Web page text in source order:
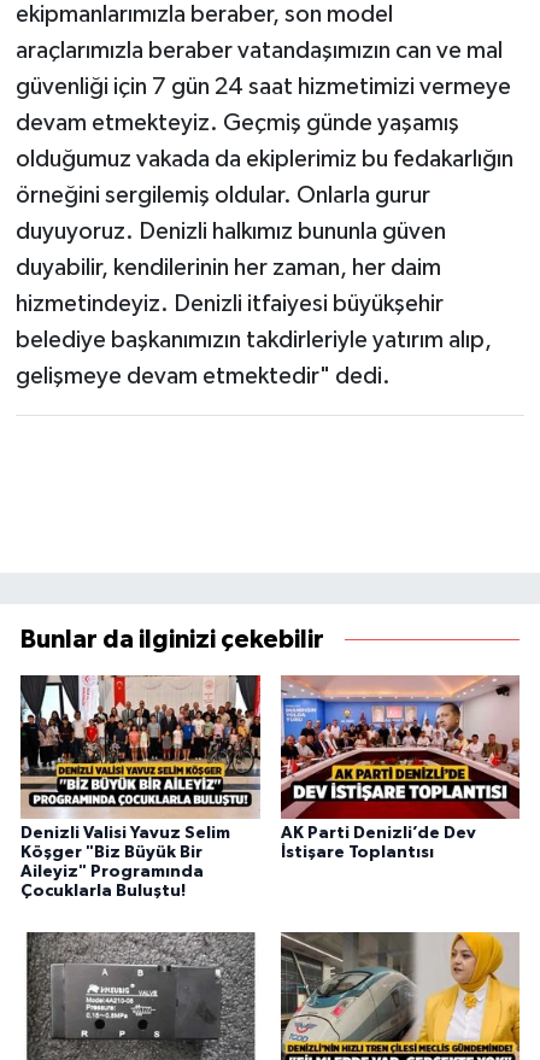
ekipmanlarımızla beraber, son model
araçlarımızla beraber vatandaşımızın can ve mal
güvenliği için 7 gün 24 saat hizmetimizi vermeye
devam etmekteyiz. Geçmiş günde yaşamış
olduğumuz vakada da ekiplerimiz bu fedakarlığın
örneğini sergilemiş oldular. Onlarla gurur
duyuyoruz. Denizli halkımız bununla güven
duyabilir, kendilerinin her zaman, her daim
hizmetindeyiz. Denizli itfaiyesi büyükşehir
belediye başkanımızın takdirleriyle yatırım alıp,
gelişmeye devam etmektedir" dedi.
Bunlar da ilginizi çekebilir
Denizli Valisi Yavuz Selim
Köşger "Biz Büyük Bir
Aileyiz" Programında
Çocuklarla Buluştu!
AK Parti Denizli’de Dev
İstişare Toplantısı